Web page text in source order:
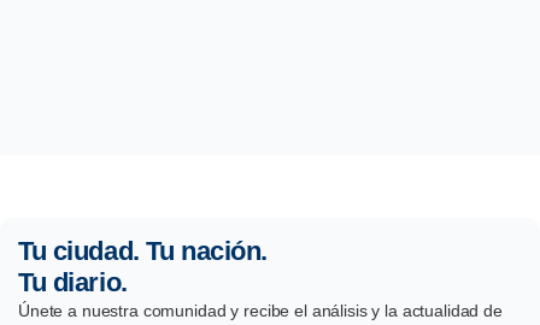
Tu ciudad. Tu nación.
Tu diario.
Únete a nuestra comunidad y recibe el análisis y la actualidad de